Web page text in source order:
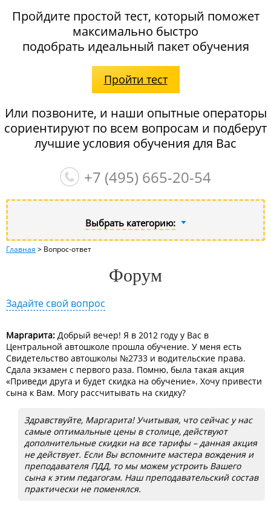
Пройдите простой тест, который поможет
максимально быстро
подобрать идеальный пакет обучения
Пройти тест
Или позвоните, и наши опытные операторы
сориентируют по всем вопросам и подберут
лучшие условия обучения для Вас
+7 (495) 665-20-54
Выбрать категорию:
Главная > Вопрос-ответ
Форум
Задайте свой вопрос
Маргарита: Добрый вечер! Я в 2012 году у Вас в
Центральной автошколе прошла обучение. У меня есть
Свидетельство автошколы №2733 и водительские права.
Сдала экзамен с первого раза. Помню, была такая акция
«Приведи друга и будет скидка на обучение». Хочу привести
сына к Вам. Могу рассчитывать на скидку?
Здравствуйте, Маргарита! Учитывая, что сейчас у нас
самые оптимальные цены в столице, действуют
дополнительные скидки на все тарифы – данная акция
не действует. Если Вы вспомните мастера вождения и
преподавателя ПДД, то мы можем устроить Вашего
сына к этим педагогам. Наш преподавательский состав
практически не поменялся.